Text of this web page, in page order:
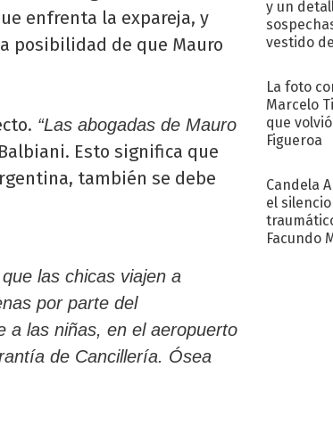
enfrenta la expareja, y
posibilidad de que Mauro
“Las abogadas de Mauro
Esto significa que
también se debe
las chicas viajen a
por parte del
a las niñas, en el aeropuerto
de Cancillería. Ósea
y un
vestido
La foto
Marcelo
que
Figueroa
Candela
el
Facundo